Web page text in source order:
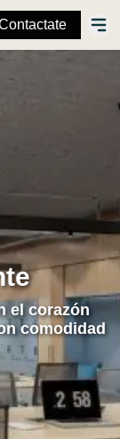
el corazón
comodidad